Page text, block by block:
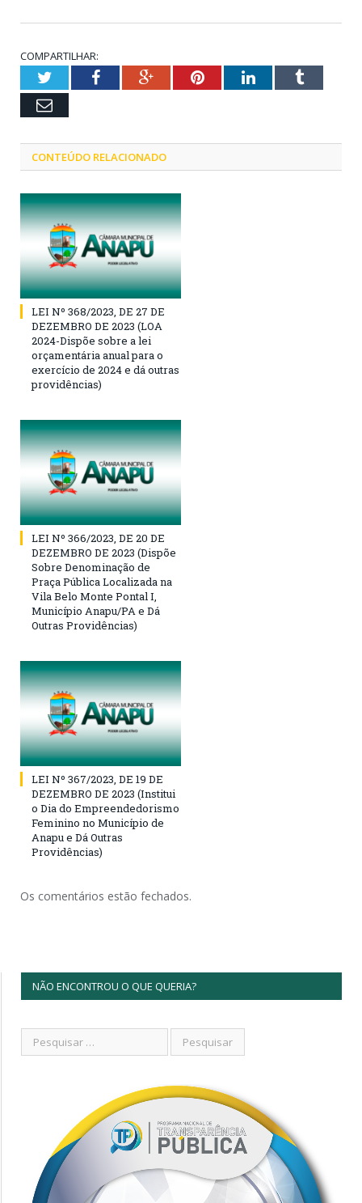
COMPARTILHAR:
TwitterFacebookGoogle+PinterestLinkedInTumblr
Email
CONTEÚDO RELACIONADO
LEI Nº 368/2023, DE 27 DE
DEZEMBRO DE 2023 (LOA
2024-Dispõe sobre a lei
orçamentária anual para o
exercício de 2024 e dá outras
providências)
LEI Nº 366/2023, DE 20 DE
DEZEMBRO DE 2023 (Dispõe
Sobre Denominação de
Praça Pública Localizada na
Vila Belo Monte Pontal I,
Município Anapu/PA e Dá
Outras Providências)
LEI Nº 367/2023, DE 19 DE
DEZEMBRO DE 2023 (Institui
o Dia do Empreendedorismo
Feminino no Município de
Anapu e Dá Outras
Providências)
Os comentários estão fechados.
NÃO ENCONTROU O QUE QUERIA?